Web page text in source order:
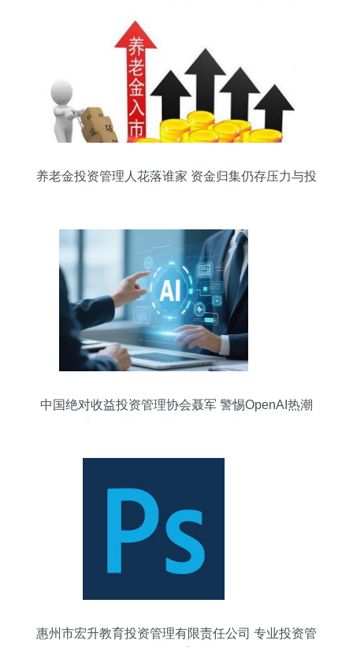
养老金投资管理人花落谁家 资金归集仍存压力与投
中国绝对收益投资管理协会聂军 警惕OpenAI热潮
惠州市宏升教育投资管理有限责任公司 专业投资管